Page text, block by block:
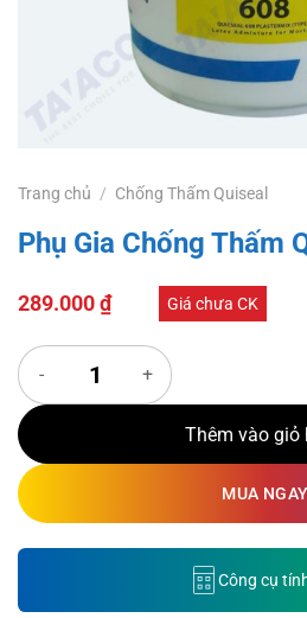
Trang chủ / Chống Thấm Quiseal
Phụ Gia Chống Thấm
289.000₫ Giá chưa CK
Phụ Gia Chống Thấm Quiseal 608 số
Thêm vào giỏ
MUA NGAY
Công cụ